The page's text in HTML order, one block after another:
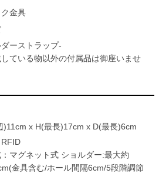
金具
ーストラップ-
ている物以外の付属品は御座いませ
)11cm x H(最長)17cm x D(最長)6cm
：マグネット式 ショルダー:最大約
金具含む/ホール間隔6cm/5段階調節